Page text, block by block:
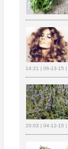
14:21 | 06-13-15 |
20:03 | 04-12-15 |